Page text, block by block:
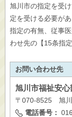
旭川市の指定を受
定を受ける必要があ
指定の有無、従事
わせ先の【15条指
お問い合わせ先
旭川市福祉安心
〒070-8525 旭
電話番号：